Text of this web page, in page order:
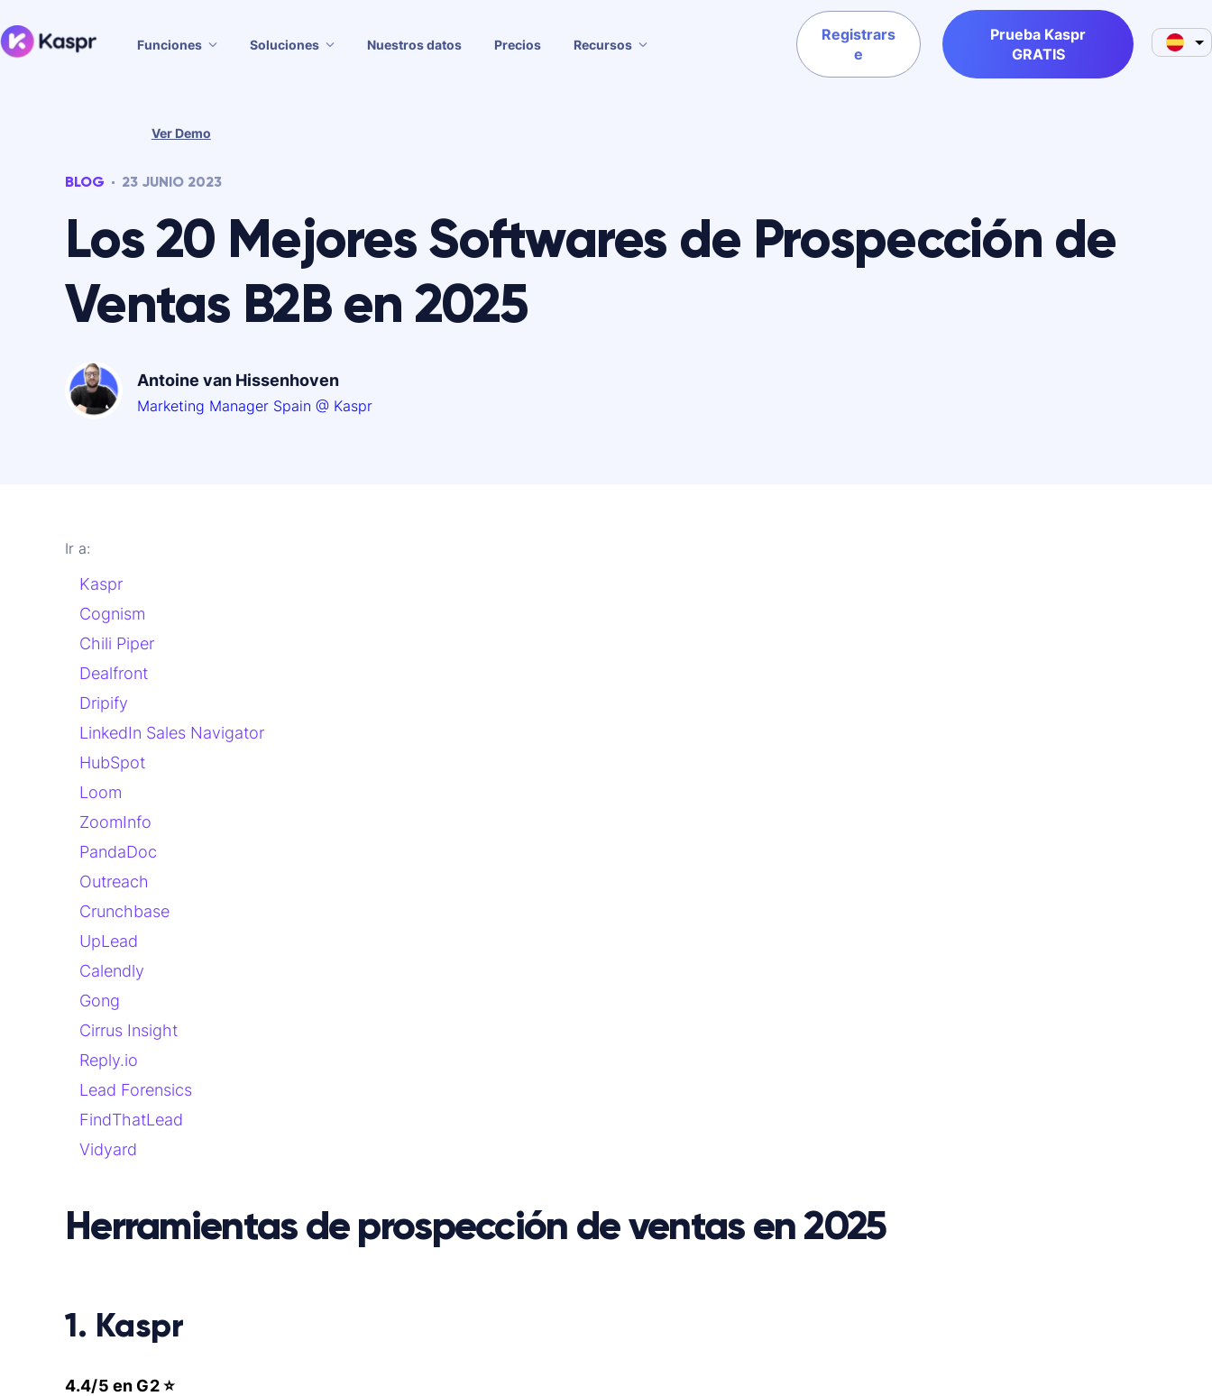
Funciones Soluciones Nuestros datos Precios Recursos
Ver Demo
Registrars
e
Prueba Kaspr
GRATIS
BLOG 23 JUNIO 2023
Los 20 Mejores Softwares de Prospección de
Ventas B2B en 2025
Antoine van Hissenhoven
Marketing Manager Spain @ Kaspr
Ir a:
Kaspr
Cognism
Chili Piper
Dealfront
Dripify
LinkedIn Sales Navigator
HubSpot
Loom
ZoomInfo
PandaDoc
Outreach
Crunchbase
UpLead
Calendly
Gong
Cirrus Insight
Reply.io
Lead Forensics
FindThatLead
Vidyard
Herramientas de prospección de ventas en 2025
1. Kaspr
4.4/5 en G2 ⭐